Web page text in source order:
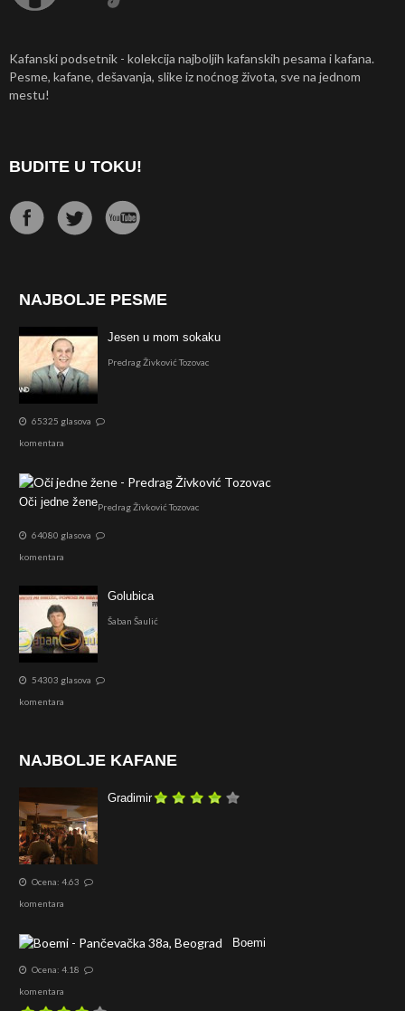
Kafanski podsetnik - kolekcija najboljih kafanskih pesama i kafana.
Pesme, kafane, dešavanja, slike iz noćnog života, sve na jednom
mestu!
BUDITE U TOKU!
NAJBOLJE PESME
Jesen u mom sokaku
Predrag Živković Tozovac
65325 glasova
komentara
Oči jedne ženePredrag Živković Tozovac
64080 glasova
komentara
Golubica
Šaban Šaulić
54303 glasova
komentara
NAJBOLJE KAFANE
Gradimir
Ocena: 4.63
komentara
Boemi
Ocena: 4.18
komentara